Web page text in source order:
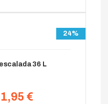
24%
36 L
€